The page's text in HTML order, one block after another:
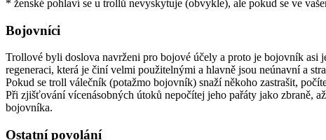
* ženské pohlaví se u trollů nevyskytuje (obvykle), ale pokud se ve
Bojovníci
Trollové byli doslova navrženi pro bojové účely a proto je bojovník asi
regeneraci, která je činí velmi použitelnými a hlavně jsou neúnavní a
Pokud se troll válečník (potažmo bojovník) snaží někoho zastrašit,
Při zjišťování vícenásobných útoků nepočítej jeho pařáty jako zbraně,
bojovníka.
Ostatní povolání